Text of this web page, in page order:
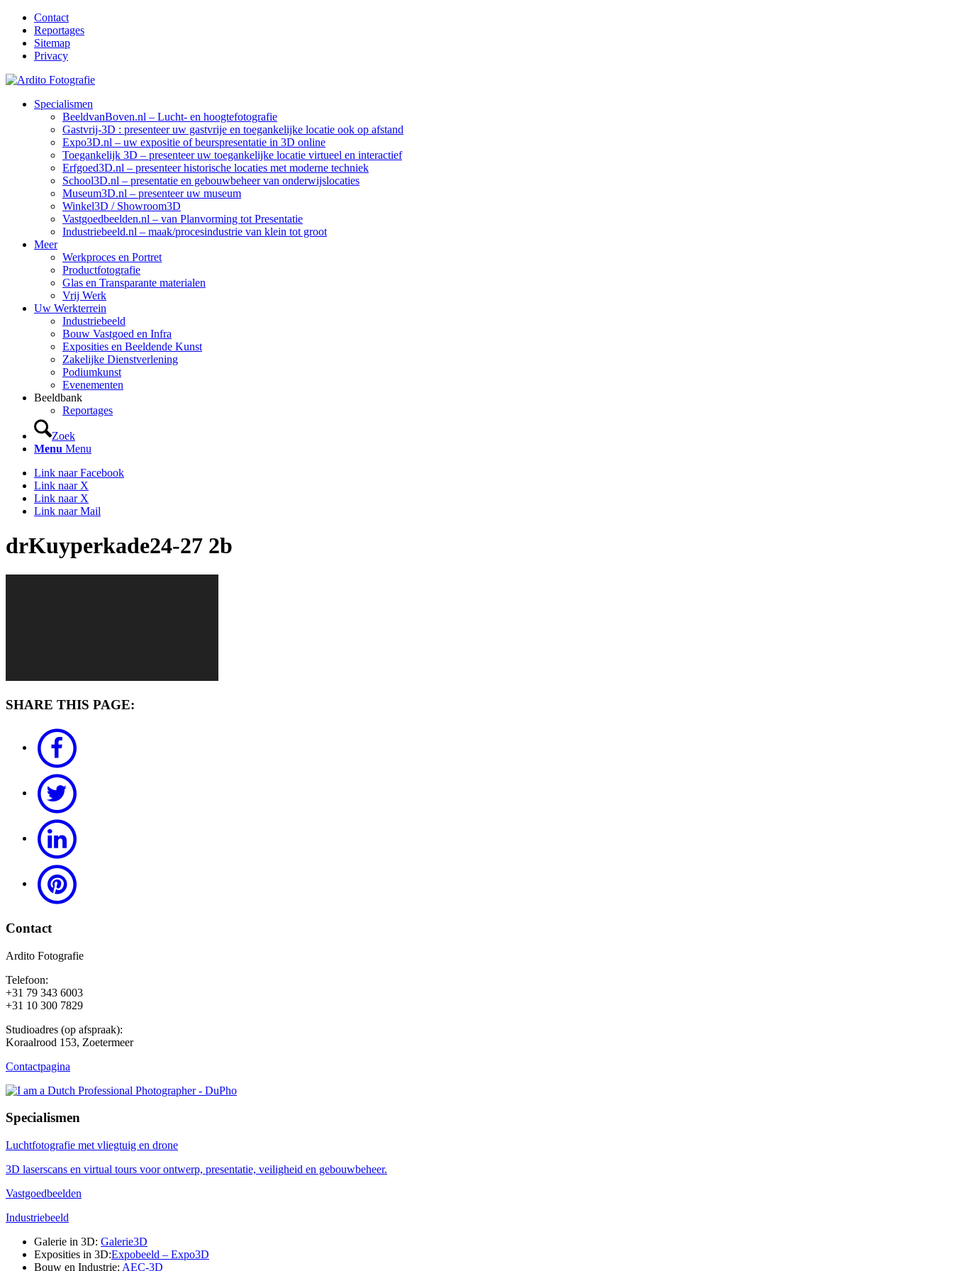
Contact
Reportages
Sitemap
Privacy
Specialismen
BeeldvanBoven.nl – Lucht- en hoogtefotografie
Gastvrij-3D : presenteer uw gastvrije en toegankelijke locatie ook op afstand
Expo3D.nl – uw expositie of beurspresentatie in 3D online
Toegankelijk 3D – presenteer uw toegankelijke locatie virtueel en interactief
Erfgoed3D.nl – presenteer historische locaties met moderne techniek
School3D.nl – presentatie en gebouwbeheer van onderwijslocaties
Museum3D.nl – presenteer uw museum
Winkel3D / Showroom3D
Vastgoedbeelden.nl – van Planvorming tot Presentatie
Industriebeeld.nl – maak/procesindustrie van klein tot groot
Meer
Werkproces en Portret
Productfotografie
Glas en Transparante materialen
Vrij Werk
Uw Werkterrein
Industriebeeld
Bouw Vastgoed en Infra
Exposities en Beeldende Kunst
Zakelijke Dienstverlening
Podiumkunst
Evenementen
Beeldbank
Reportages
Zoek
Menu Menu
Link naar Facebook
Link naar X
Link naar X
Link naar Mail
drKuyperkade24-27 2b
SHARE THIS PAGE:
Contact
Ardito Fotografie
Telefoon:
+31 79 343 6003
+31 10 300 7829
Studioadres (op afspraak):
Koraalrood 153, Zoetermeer
Contactpagina
Specialismen
Luchtfotografie met vliegtuig en drone
3D laserscans en virtual tours voor ontwerp, presentatie, veiligheid en gebouwbeheer.
Vastgoedbeelden
Industriebeeld
Galerie in 3D: Galerie3D
Exposities in 3D:Expobeeld – Expo3D
Bouw en Industrie: AEC-3D